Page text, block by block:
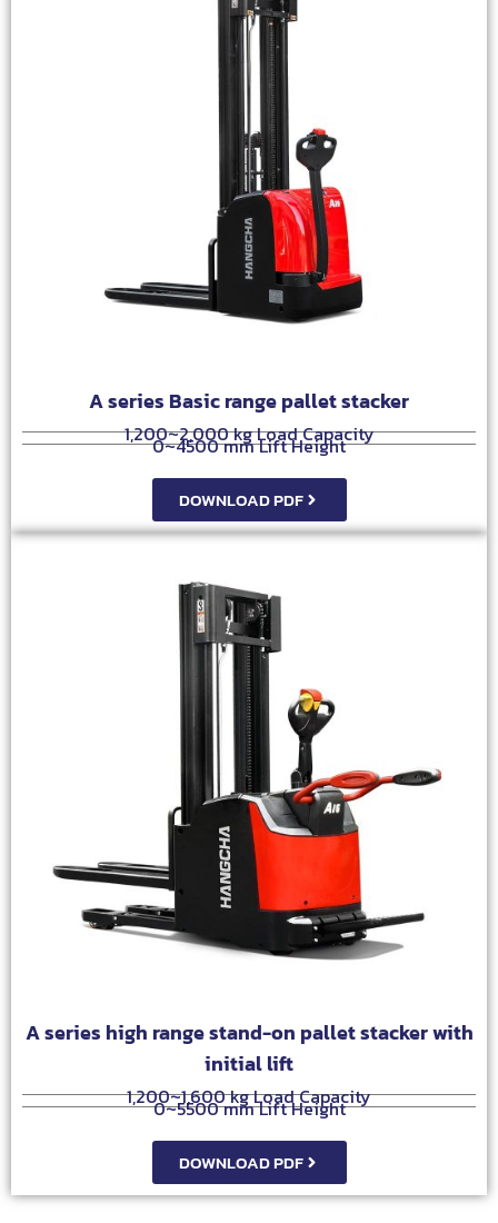
A series Basic range pallet stacker
1,200~2,000 kg Load Capacity
0~4500 mm Lift Height
DOWNLOAD PDF
A series high range stand-on pallet stacker with
initial lift
1,200~1,600 kg Load Capacity
0~5500 mm Lift Height
DOWNLOAD PDF